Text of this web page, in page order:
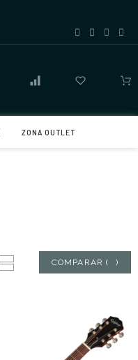
ZONA OUTLET
COMPARAR ( )